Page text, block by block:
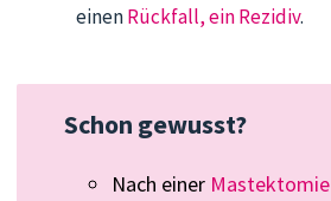
einenRückfall, ein Rezidiv.
Schon gewusst?
Nach einer Mastektomie